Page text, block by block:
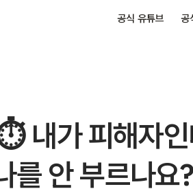
공식 유튜브 공
내가 피해자
를 안 부르나요?